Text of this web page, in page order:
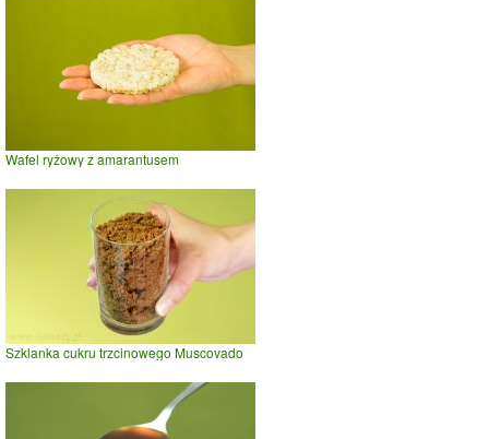
Wafel ryżowy z amarantusem
Szklanka cukru trzcinowego Muscovado